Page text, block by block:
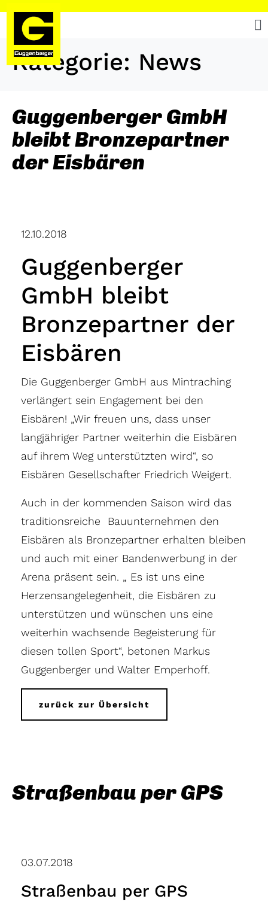
Kategorie: News
Guggenberger GmbH
bleibt Bronzepartner
der Eisbären
12.10.2018
Guggenberger
GmbH bleibt
Bronzepartner der
Eisbären
Die Guggenberger GmbH aus Mintraching
verlängert sein Engagement bei den
Eisbären! „Wir freuen uns, dass unser
langjähriger Partner weiterhin die Eisbären
auf ihrem Weg unterstützten wird“, so
Eisbären Gesellschafter Friedrich Weigert.
Auch in der kommenden Saison wird das
traditionsreiche Bauunternehmen den
Eisbären als Bronzepartner erhalten bleiben
und auch mit einer Bandenwerbung in der
Arena präsent sein. „ Es ist uns eine
Herzensangelegenheit, die Eisbären zu
unterstützen und wünschen uns eine
weiterhin wachsende Begeisterung für
diesen tollen Sport“, betonen Markus
Guggenberger und Walter Emperhoff.
zurück zur Übersicht
Straßenbau per GPS
03.07.2018
Straßenbau per GPS